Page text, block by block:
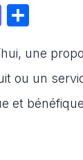
M
st
o
d
ta
g
er
une
ou un
et